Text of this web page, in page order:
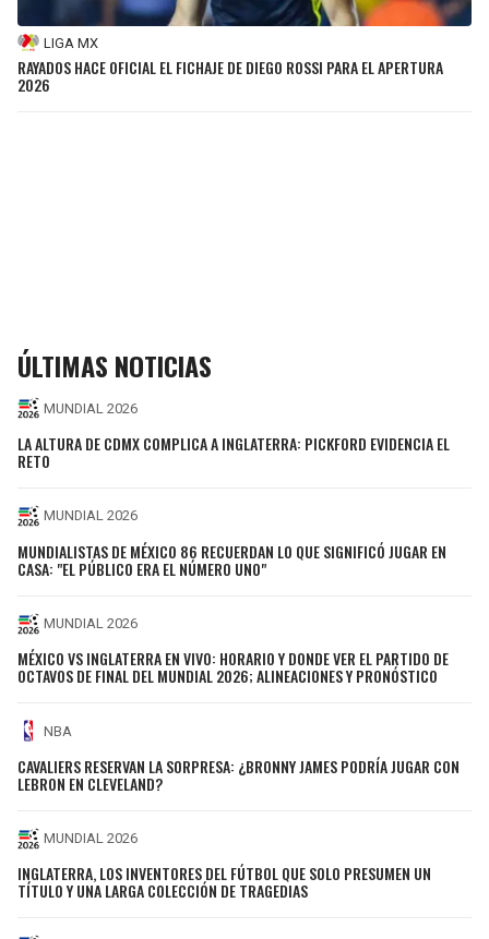
LIGA MX
RAYADOS HACE OFICIAL EL FICHAJE DE DIEGO ROSSI PARA EL APERTURA
2026
ÚLTIMAS NOTICIAS
MUNDIAL 2026
LA ALTURA DE CDMX COMPLICA A INGLATERRA: PICKFORD EVIDENCIA EL
RETO
MUNDIAL 2026
MUNDIALISTAS DE MÉXICO 86 RECUERDAN LO QUE SIGNIFICÓ JUGAR EN
CASA: "EL PÚBLICO ERA EL NÚMERO UNO"
MUNDIAL 2026
MÉXICO VS INGLATERRA EN VIVO: HORARIO Y DONDE VER EL PARTIDO DE
OCTAVOS DE FINAL DEL MUNDIAL 2026; ALINEACIONES Y PRONÓSTICO
NBA
CAVALIERS RESERVAN LA SORPRESA: ¿BRONNY JAMES PODRÍA JUGAR CON
LEBRON EN CLEVELAND?
MUNDIAL 2026
INGLATERRA, LOS INVENTORES DEL FÚTBOL QUE SOLO PRESUMEN UN
TÍTULO Y UNA LARGA COLECCIÓN DE TRAGEDIAS